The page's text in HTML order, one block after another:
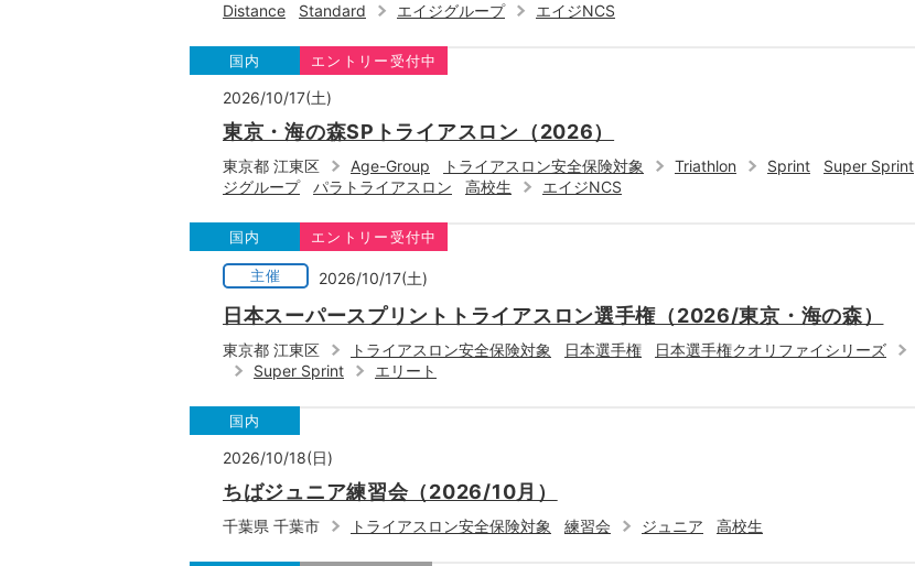
Distance
Standard エイジグループ エイジNCS
国内 エントリー受付中
2026/10/17(土)
東京・海の森SPトライアスロン（2026）
東京都 江東区 Age-Group トライアスロン安全保険対象 Triathlon Sprint Super Sprint
ジグループ
パラトライアスロン 高校生 エイジNCS
国内 エントリー受付中
主催 2026/10/17(土)
日本スーパースプリントトライアスロン選手権（2026/東京・海の森）
東京都 江東区 トライアスロン安全保険対象 日本選手権 日本選手権クオリファイシリーズ
Super Sprint
エリート
国内
2026/10/18(日)
ちばジュニア練習会（2026/10月）
千葉県 千葉市 トライアスロン安全保険対象 練習会 ジュニア 高校生